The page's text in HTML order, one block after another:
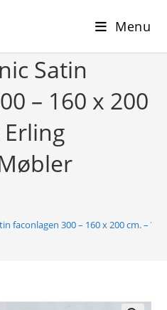
Menu
Satin
– 160 x 200
faconlagen 300 – 160 x 200 cm. –